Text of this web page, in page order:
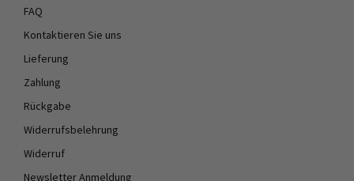
FAQ
Kontaktieren Sie uns
Lieferung
Zahlung
Rückgabe
Widerrufsbelehrung
Widerruf
Newsletter Anmeldung